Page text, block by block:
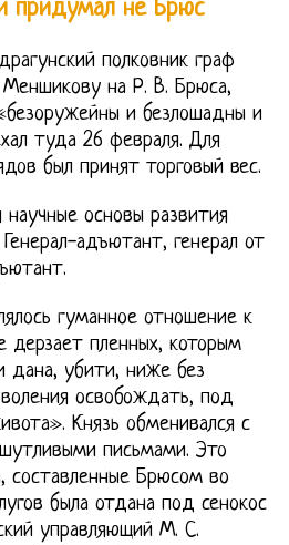
придумал не Брюс
полковник граф
на Р. В. Брюса,
и безлошадны и
туда 26 февраля. Для
был принят торговый вес.
основы развития
Генерал-адъютант, генерал от
гуманное отношение к
дерзает пленных, которым
дана, убити, ниже без
освобождать, под
Князь обменивался с
письмами. Это
составленные Брюсом во
была отдана под сенокос
управляющий М. С.